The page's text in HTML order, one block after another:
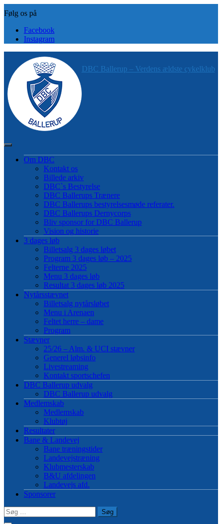
to
content
Facebook
Instagram
DBC Ballerup – Verdens ældste cykelklub
Om DBC
Kontakt os
Billede arkiv
DBC`s Bestyrelse
DBC Ballerups Trænere
DBC Ballerups bestyrelsesmøde referater.
DBC Ballerups Dernycorps
Bliv sponsor for DBC Ballerup
Vision og historie
3 dages løb
Billetsalg 3 dages løbet
Program 3 dages løb – 2025
Felterne 2025
Menu 3 dages løb
Resultat 3 dages løb 2025
Nytårsstævnet
Billetsalg nytårsløbet
Menu i Arenaen
Feltet herre – dame
Program
Stævner
25/26 – Alm. & UCI stævner
Generel løbsinfo
Livestreaming
Kontakt sportschefen
DBC Ballerup udvalg
DBC Ballerup udvalg
Medlemskab
Medlemskab
Klubtøj
Resultater
Bane & Landevej
Bane træningstider
Landevejstræning
Klubmesterskab
B&U afdelingen
Landevejs afd.
Sponsorer
Søg
efter: